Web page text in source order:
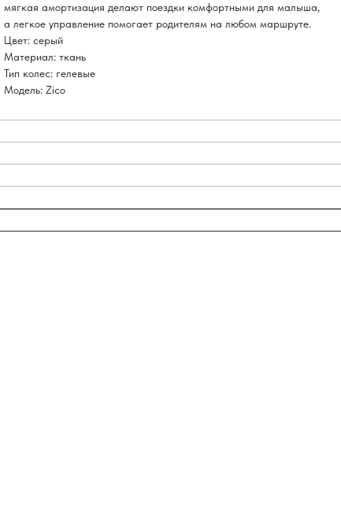
мягкая амортизация делают поездки комфортными для малыша,
а легкое управление помогает родителям на любом маршруте.
Цвет: серый
Материал: ткань
Тип колес: гелевые
Модель: Zico